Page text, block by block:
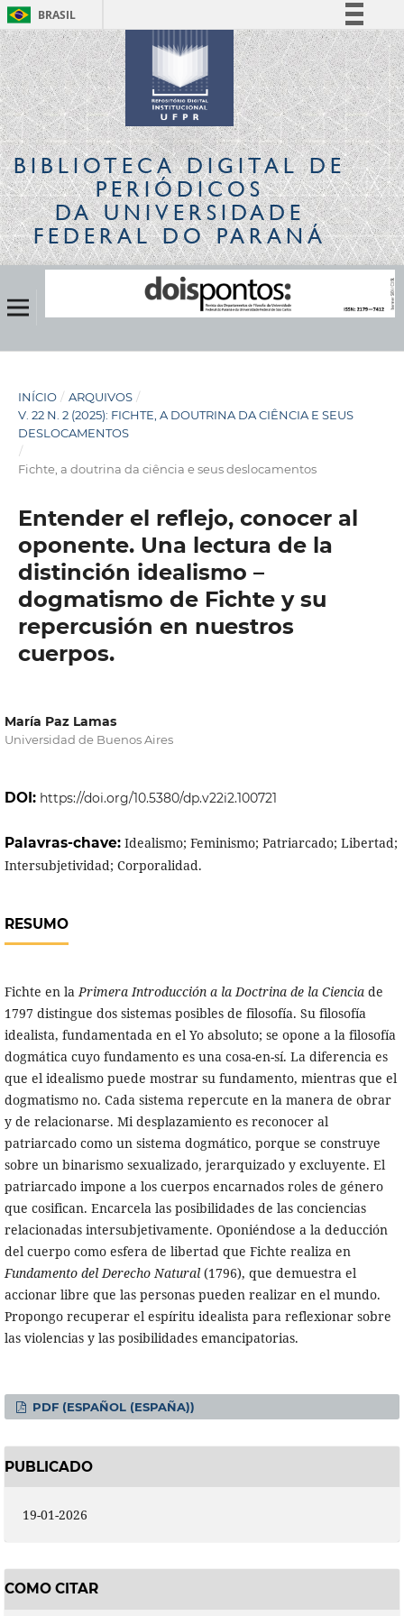
BRASIL
Simplifique!
Comunica BR
Participe
Acesso à informação
Legislação
Canais
BIBLIOTECA DIGITALDE
PERIÓDICOS
DA UNIVERSIDADE
FEDERAL DO PARANÁ
INÍCIO / ARQUIVOS /
V. 22 N. 2 (2025): FICHTE, A DOUTRINA DA CIÊNCIA E SEUS
DESLOCAMENTOS
/
Fichte, a doutrina da ciência e seus deslocamentos
Entender el reflejo, conocer al
oponente. Una lectura de la
distinción idealismo –
dogmatismo de Fichte y su
repercusión en nuestros
cuerpos.
María Paz Lamas
Universidad de Buenos Aires
DOI: https://doi.org/10.5380/dp.v22i2.100721
Palavras-chave: Idealismo; Feminismo; Patriarcado; Libertad;
Intersubjetividad; Corporalidad.
RESUMO
Fichte en laPrimera Introducción a la Doctrina de la Cienciade
1797 distingue dos sistemas posibles de filosofía. Su filosofía
idealista, fundamentada en el Yo absoluto; se opone a la filosofía
dogmática cuyo fundamento es una cosa-en-sí. La diferencia es
que el idealismo puede mostrar su fundamento, mientras que el
dogmatismo no. Cada sistema repercute en la manera de obrar
y de relacionarse. Mi desplazamiento es reconocer al
patriarcado como un sistema dogmático, porque se construye
sobre un binarismo sexualizado, jerarquizado y excluyente. El
patriarcado impone a los cuerpos encarnados roles de género
que cosifican. Encarcela las posibilidades de las conciencias
relacionadas intersubjetivamente. Oponiéndose a la deducción
del cuerpo como esfera de libertad que Fichte realiza en
Fundamento del Derecho Natural(1796), que demuestra el
accionar libre que las personas pueden realizar en el mundo.
Propongo recuperar el espíritu idealista para reflexionar sobre
las violencias y las posibilidades emancipatorias.
PDF (ESPAÑOL (ESPAÑA))
PUBLICADO
19-01-2026
COMO CITAR